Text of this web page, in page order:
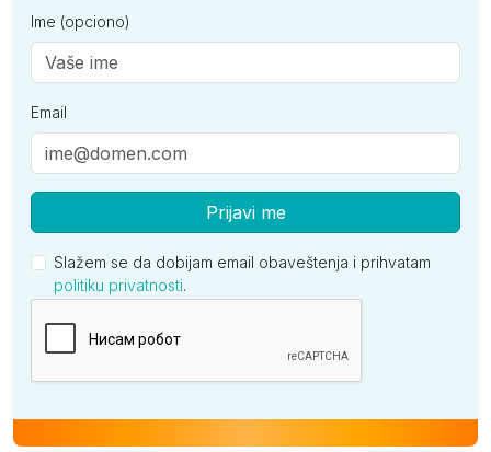
Ime (opciono)
Email
Prijavi me
Slažem se da dobijam email obaveštenja i prihvatam
politiku privatnosti.